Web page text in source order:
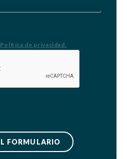
Política de privacidad.